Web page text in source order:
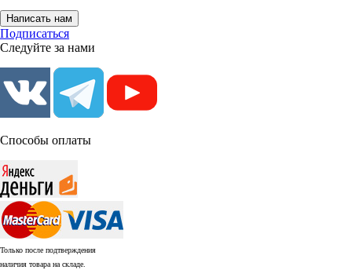
Написать нам
Подписаться
Следуйте за нами
Способы оплаты
Только после подтверждения
наличия товара на складе.